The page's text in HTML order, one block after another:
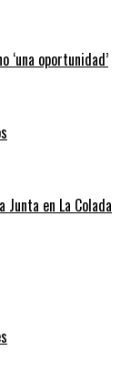
‘una oportunidad’
en La Colada